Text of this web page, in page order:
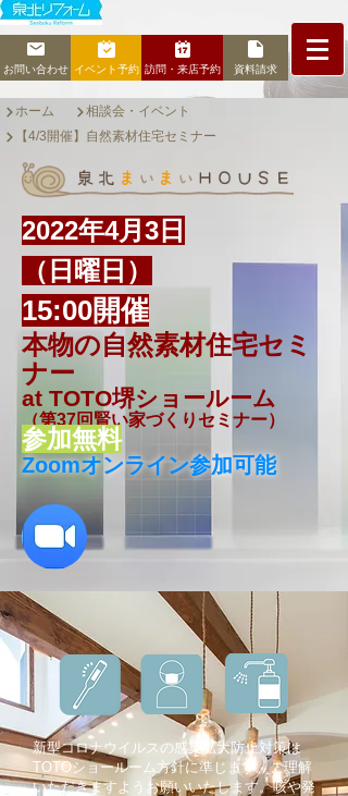
お問い合わせ イベント予約 訪問・来店予約 資料請求
ホーム
相談会・イベント
【4/3開催】自然素材住宅セミナー
2022年4月3日
（日曜日）
​15:00開催
本物の自然素材住宅セミ
ナー
at TOTO堺ショールーム
（第37回賢い家づくりセミナー）
参加無料
Zoomオンライン参加可能
新型コロナウイルスの感染拡大防止対策は
TOTOショールーム方針に準じます。ご理解
いただきますようお願いいたします。咳や発